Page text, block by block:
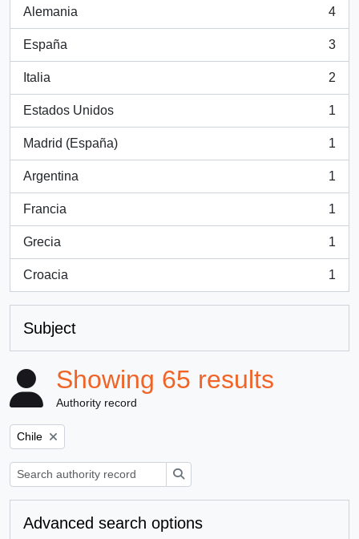
Alemania
, 4 results
4
España
, 3 results
3
Italia
, 2 results
2
Estados Unidos
, 1 results
1
Madrid (España)
, 1 results
1
Argentina
, 1 results
1
Francia
, 1 results
1
Grecia
, 1 results
1
Croacia
, 1 results
1
Subject
Showing 65 results
Authority record
Remove filter:
Chile
Advanced search options